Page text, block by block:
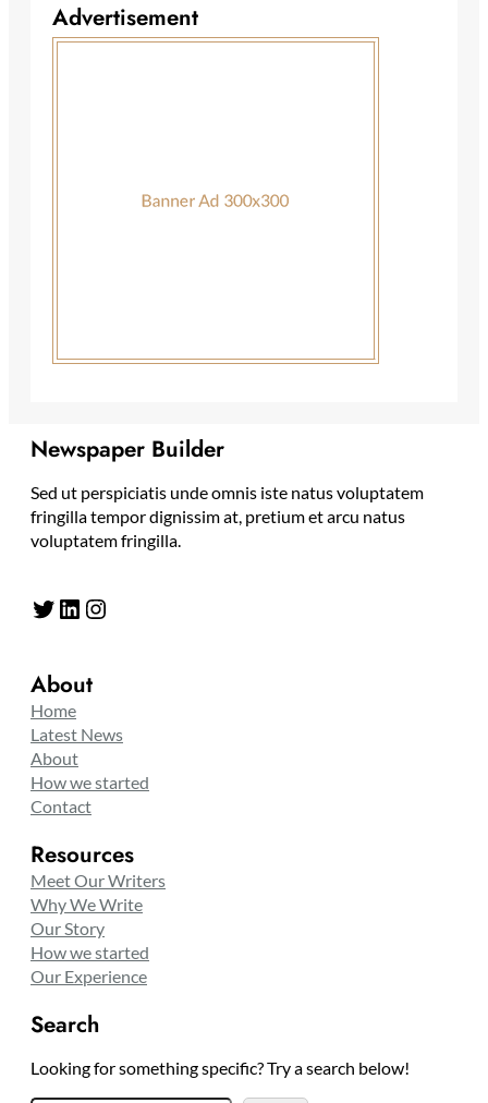
Advertisement
Newspaper Builder
Sed ut perspiciatis unde omnis iste natus voluptatem
fringilla tempor dignissim at, pretium et arcu natus
voluptatem fringilla.
Twitter LinkedIn Instagram
About
Home
Latest News
About
How we started
Contact
Resources
Meet Our Writers
Why We Write
Our Story
How we started
Our Experience
Search
Looking for something specific? Try a search below!